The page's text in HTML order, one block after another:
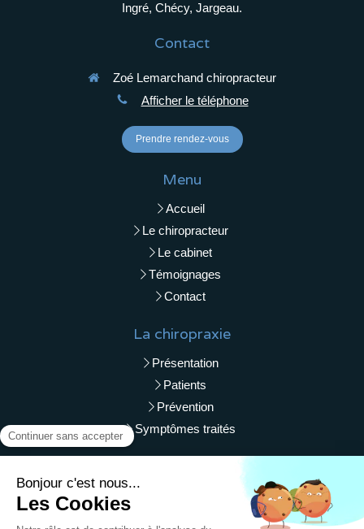
Ingré, Chécy, Jargeau.
Contact
Zoé Lemarchand chiropracteur
Afficher le téléphone
Prendre rendez-vous
Menu
Accueil
Le chiropracteur
Le cabinet
Témoignages
Contact
La chiropraxie
Présentation
Patients
Prévention
Symptômes traités
Mentions légales